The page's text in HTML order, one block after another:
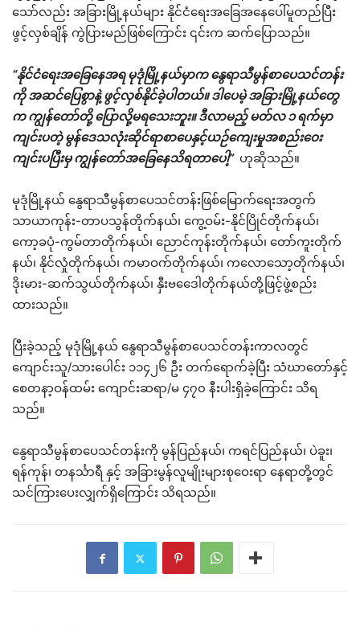
သော်လည်း အခြားမြို့နယ်များ နိုင်ငံရေးအခြေအနေပေါ်မူတည်ပြီး
ဖွင့်လှစ်ချိန် ကွဲပြားမည်ဖြစ်ကြောင်း ၎င်းက ဆက်ပြောသည်။
“နိုင်ငံရေးအခြေနေအရ မုဒုံမြို့နယ်မှာက နွေရာသီမွန်စာပေသင်တန်း
ကို အဆင်ပြေစွာနဲ့ ဖွင့်လှစ်နိုင်ခဲ့ပါတယ်။ ဒါပေမဲ့ အခြားမြို့နယ်တွေ
က ကျွန်တော်တို့ ပြောလို့မရသေးဘူး။ ဒီလာမည့် မတ်လ ၁ ရက်မှာ
ကျင်းပတဲ့ မွန်ဒေသလုံးဆိုင်ရာစာပေနှင့်ယဉ်ကျေးမှုအစည်းဝေး
ကျင်းပပြီးမှ ကျွန်တော်အခြေနေသိရတာပေါ့” ဟုဆိုသည်။
မုဒုံမြို့နယ် နွေရာသီမွန်စာပေသင်တန်းဖြစ်မြောက်ရေးအတွက်
သာယာကုန်း-တာပသွန်တိုက်နယ်၊ ကွေ့ဝမ်း-နိုင်ပြိုင်တိုက်နယ်၊
ကော့ခပုံ-ကွမ်တာတိုက်နယ်၊ ညောင်ကုန်းတိုက်နယ်၊ တော်ကူးတိုက်
နယ်၊ နိုင်လှုံတိုက်နယ်၊ ကမာဝက်တိုက်နယ်၊ ကလောသော့တိုက်နယ်၊
ဒိုးမား-ဆက်သွယ်တိုက်နယ်၊ နှီးဗဒေေါတိုက်နယ်တို့ဖြင့်ဖွဲ့စည်း
ထားသည်။
ပြီးခဲ့သည့် မုဒုံမြို့နယ် နွေရာသီမွန်စာပေသင်တန်းကာလတွင်
ကျောင်းသူ/သားပေါင်း ၁၁၄၂၆ ဦး တက်ရောက်ခဲ့ပြီး သံဃာတော်နှင့်
စေတနာ့ဝန်ထမ်း ကျောင်းဆရာ/မ ၄၇၀ နီးပါးရှိခဲ့ကြောင်း သိရ
သည်။
နွေရာသီမွန်စာပေသင်တန်းကို မွန်ပြည်နယ်၊ ကရင်ပြည်နယ်၊ ပဲခူး၊
ရန်ကုန်၊ တနင်္သာရီ နှင့် အခြားမွန်လူမျိုးများစုဝေးရာ နေရာတို့တွင်
သင်ကြားပေးလျှက်ရှိကြောင်း သိရသည်။